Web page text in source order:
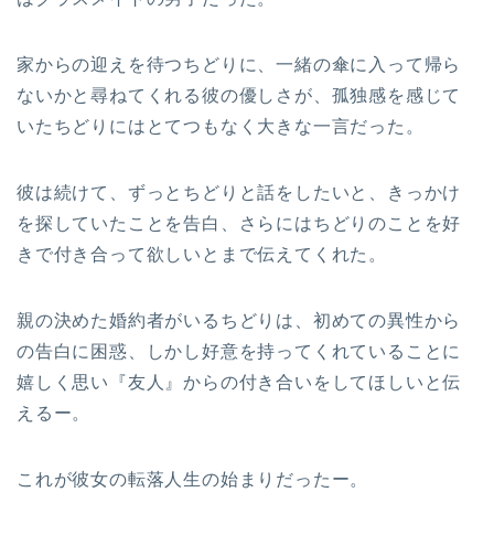
家からの迎えを待つちどりに、一緒の傘に入って帰ら
ないかと尋ねてくれる彼の優しさが、孤独感を感じて
いたちどりにはとてつもなく大きな一言だった。
彼は続けて、ずっとちどりと話をしたいと、きっかけ
を探していたことを告白、さらにはちどりのことを好
きで付き合って欲しいとまで伝えてくれた。
親の決めた婚約者がいるちどりは、初めての異性から
の告白に困惑、しかし好意を持ってくれていることに
嬉しく思い『友人』からの付き合いをしてほしいと伝
えるー。
これが彼女の転落人生の始まりだったー。